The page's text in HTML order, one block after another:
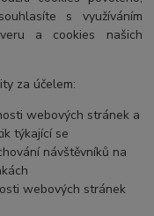
s využíváním
a cookies našich
za účelem:
webových stránek a
týkající se
návštěvníků na
webových stránek